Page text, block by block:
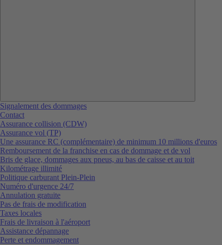
Signalement des dommages
Contact
Assurance collision (CDW)
Assurance vol (TP)
Une assurance RC (complémentaire) de minimum 10 millions d'euros
Remboursement de la franchise en cas de dommage et de vol
Bris de glace, dommages aux pneus, au bas de caisse et au toit
Kilométrage illimité
Politique carburant Plein-Plein
Numéro d'urgence 24/7
Annulation gratuite
Pas de frais de modification
Taxes locales
Frais de livraison à l'aéroport
Assistance dépannage
Perte et endommagement